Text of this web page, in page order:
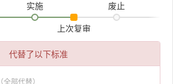
实施
上次复审
废止
代替了以下标准
（全部代替）